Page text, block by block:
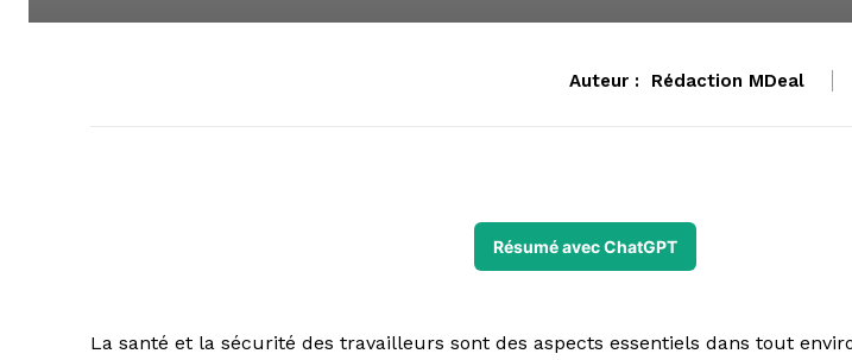
Auteur : Rédaction MDeal
Résumé avec ChatGPT
La santé et la sécurité des travailleurs sont des aspects essentiels dans tout